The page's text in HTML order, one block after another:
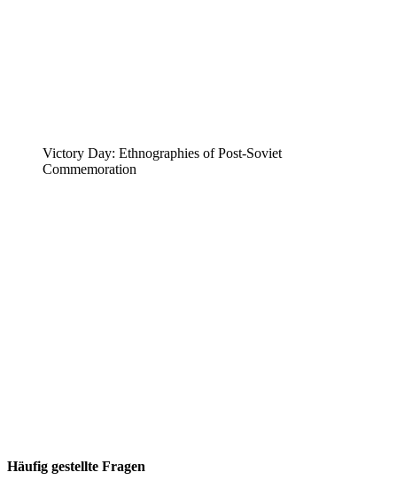
Victory Day: Ethnographies of Post-Soviet
Commemoration
Häufig gestellte Fragen